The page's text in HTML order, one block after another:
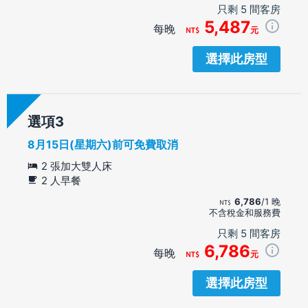
只剩 5 間客房
每晚 5,487元
選擇此房型
選項
8月15日(星期六)前可免費取消
2 張加大雙人床
2 人早餐
6,786/1 晚
不含稅金和服務費
只剩 5 間客房
每晚 6,786元
選擇此房型